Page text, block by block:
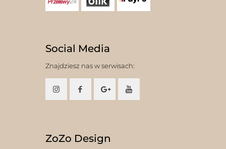
Social Media
Znajdziesz nas w serwisach:
ZoZo Design